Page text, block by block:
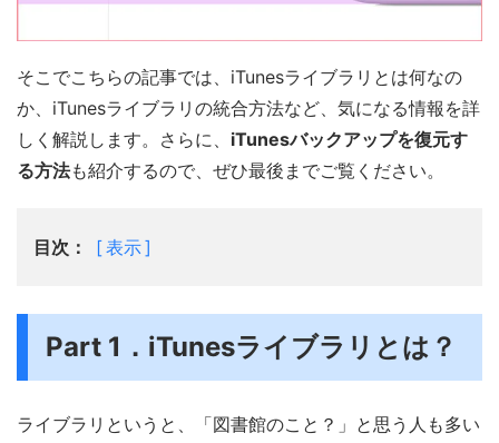
そこでこちらの記事では、iTunesライブラリとは何なの
か、iTunesライブラリの統合方法など、気になる情報を詳
しく解説します。さらに、 iTunesバックアップを復元す
る方法も紹介するので、ぜひ最後までご覧ください。
目次： 表示
Part 1．iTunesライブラリとは？
ライブラリというと、「図書館のこと？」と思う人も多い